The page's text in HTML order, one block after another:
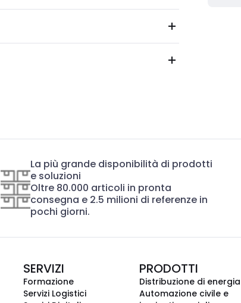
La più grande disponibilità di prodotti
e soluzioni
Oltre 80.000 articoli in pronta
consegna e 2.5 milioni di referenze in
pochi giorni.
SERVIZI
Formazione
Servizi Logistici
PRODOTTI
Distribuzione di energia
Automazione civile e